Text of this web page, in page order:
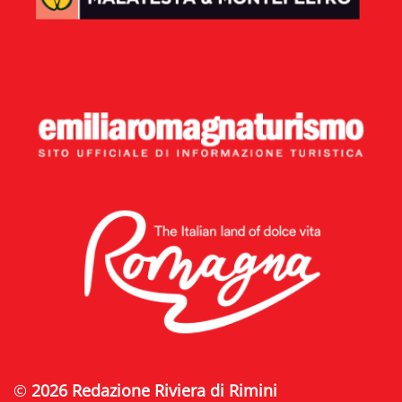
© 2026 Redazione Riviera di Rimini